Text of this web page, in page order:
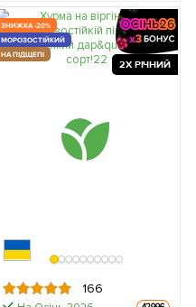
2Х РІЧНИЙ
ЗНИЖКА -20%
МОРОЗОСТІЙКИЙ
НА ПІДЩЕПІ
166